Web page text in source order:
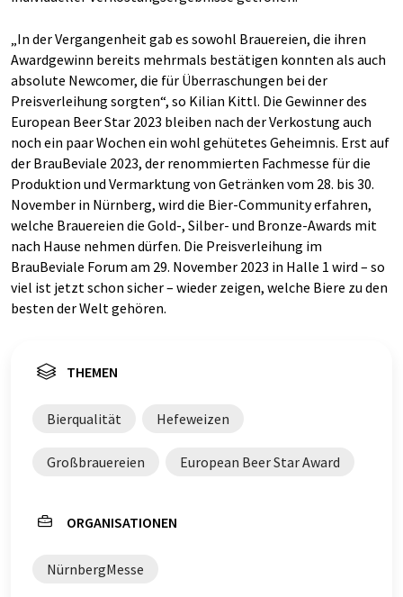
„In der Vergangenheit gab es sowohl Brauereien, die ihren
Awardgewinn bereits mehrmals bestätigen konnten als auch
absolute Newcomer, die für Überraschungen bei der
Preisverleihung sorgten“, so Kilian Kittl. Die Gewinner des
European Beer Star 2023 bleiben nach der Verkostung auch
noch ein paar Wochen ein wohl gehütetes Geheimnis. Erst auf
der BrauBeviale 2023, der renommierten Fachmesse für die
Produktion und Vermarktung von Getränken vom 28. bis 30.
November in Nürnberg, wird die Bier-Community erfahren,
welche Brauereien die Gold-, Silber- und Bronze-Awards mit
nach Hause nehmen dürfen. Die Preisverleihung im
BrauBeviale Forum am 29. November 2023 in Halle 1 wird – so
viel ist jetzt schon sicher – wieder zeigen, welche Biere zu den
besten der Welt gehören.
THEMEN
Bierqualität Hefeweizen
Großbrauereien European Beer Star Award
ORGANISATIONEN
NürnbergMesse